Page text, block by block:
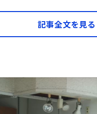
記事全文を見る